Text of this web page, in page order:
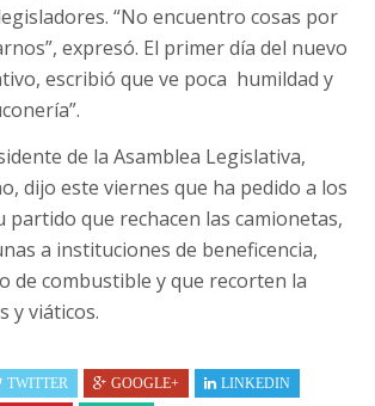
“No encuentro cosas por
expresó. El primer día del nuevo
escribió que ve poca humildad y
de la Asamblea Legislativa,
dijo este viernes que ha pedido a los
partido que rechacen las camionetas,
a instituciones de beneficencia,
de combustible y que recorten la
y viáticos.
TWITTER GOOGLE+ LINKEDIN